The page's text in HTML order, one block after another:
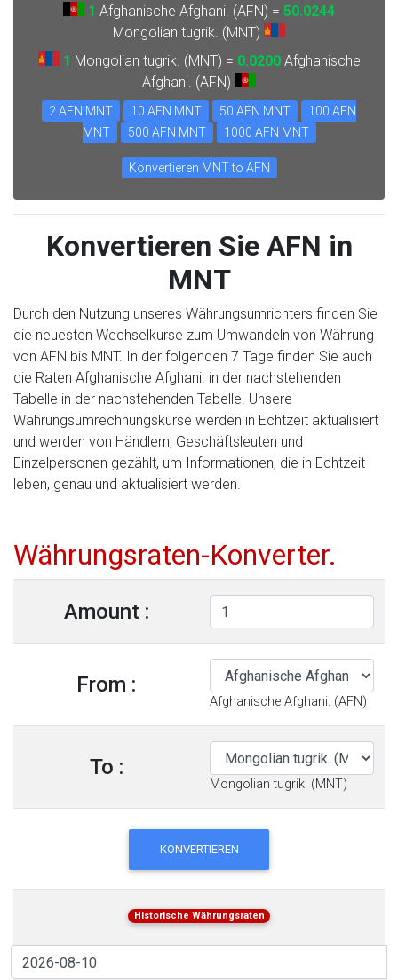
1 Afghanische Afghani. (AFN) = 50.0244
Mongolian tugrik. (MNT)
1 Mongolian tugrik. (MNT) = 0.0200Afghanische
Afghani. (AFN)
2 AFN MNT 10 AFN MNT 50 AFN MNT
100 AFN
MNT
500 AFN MNT 1000 AFN MNT
Konvertieren MNT to AFN
Konvertieren Sie AFN in
MNT
Durch den Nutzung unseres Währungsumrichters finden Sie
die neuesten Wechselkurse zum Umwandeln von Währung
von AFN bis MNT. In der folgenden 7 Tage finden Sie auch
die Raten Afghanische Afghani. in der nachstehenden
Tabelle in der nachstehenden Tabelle. Unsere
Währungsumrechnungskurse werden in Echtzeit aktualisiert
und werden von Händlern, Geschäftsleuten und
Einzelpersonen gezählt, um Informationen, die in Echtzeit
leben, genau und aktualisiert werden.
Währungsraten-Konverter.
Amount :
From :
Afghanische Afghani. (AFN)
To :
Mongolian tugrik. (MNT)
KONVERTIEREN
Historische Währungsraten